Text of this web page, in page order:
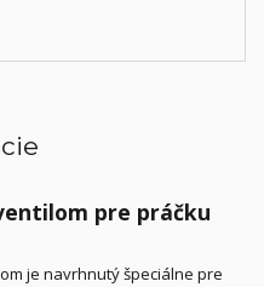
pre práčku
je navrhnutý špeciálne pre